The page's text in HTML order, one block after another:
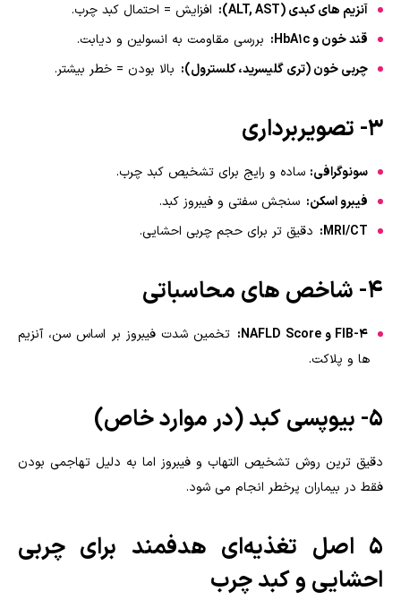
آنزیم های کبدی (ALT, AST):
افزایش = احتمال کبد چرب.
قند خون و HbA1c:
بررسی مقاومت به انسولین و دیابت.
چربی خون (تری گلیسرید، کلسترول): بالا بودن = خطر بیشتر.
3- تصویربرداری
سونوگرافی: ساده و رایج برای تشخیص کبد چرب.
فیبرو اسکن: سنجش سفتی و فیبروز کبد.
MRI/CT:
دقیق تر برای حجم چربی احشایی.
4- شاخص های محاسباتی
FIB-4 و NAFLD Score:
تخمین شدت فیبروز بر اساس سن، آنزیم
ها و پلاکت.
5- بیوپسی کبد (در موارد خاص)
دقیق ترین روش تشخیص التهاب و فیبروز اما به دلیل تهاجمی بودن
فقط در بیماران پرخطر انجام می شود.
5 اصل تغذیه‌ای هدفمند برای چربی
احشایی و کبد چرب